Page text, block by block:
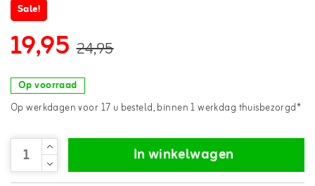
Sale!
19,95 24,95
Op voorraad
Op werkdagen voor 17 u besteld, binnen 1 werkdag thuisbezorgd*
In winkelwagen